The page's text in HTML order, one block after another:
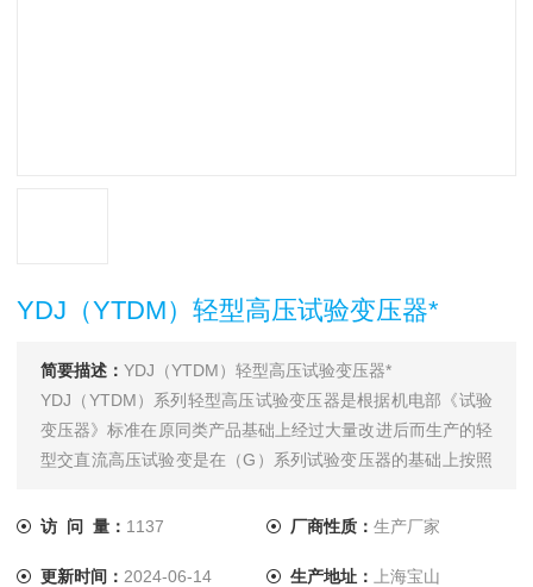
YDJ（YTDM）轻型高压试验变压器*
简要描述： YDJ（YTDM）轻型高压试验变压器*
YDJ（YTDM）系列轻型高压试验变压器是根据机电部《试验
变压器》标准在原同类产品基础上经过大量改进后而生产的轻
型交直流高压试验变是在（G）系列试验变压器的基础上按照
品。
访 问 量： 1137 厂商性质： 生产厂家
更新时间： 2024-06-14 生产地址： 上海宝山